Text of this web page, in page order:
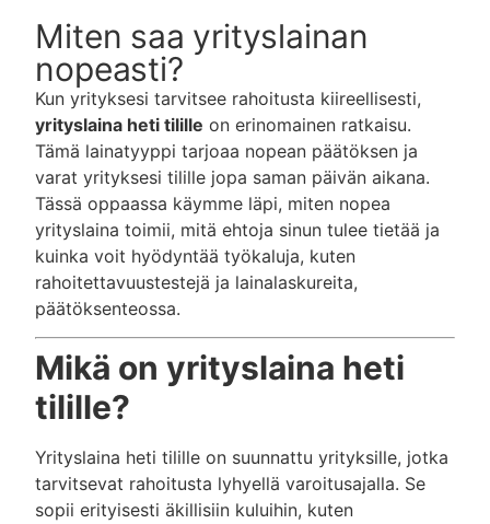
Miten saa yrityslainan
nopeasti?
Kun yrityksesi tarvitsee rahoitusta kiireellisesti,
yrityslaina heti tilille on erinomainen ratkaisu.
Tämä lainatyyppi tarjoaa nopean päätöksen ja
varat yrityksesi tilille jopa saman päivän aikana.
Tässä oppaassa käymme läpi, miten nopea
yrityslaina toimii, mitä ehtoja sinun tulee tietää ja
kuinka voit hyödyntää työkaluja, kuten
rahoitettavuustestejä ja lainalaskureita,
päätöksenteossa.
Mikä on yrityslaina heti
tilille?
Yrityslaina heti tilille on suunnattu yrityksille, jotka
tarvitsevat rahoitusta lyhyellä varoitusajalla. Se
sopii erityisesti äkillisiin kuluihin, kuten